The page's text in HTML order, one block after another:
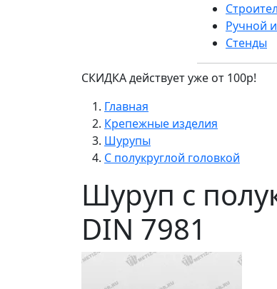
Ручной
Стенды
СКИДКА действует уже от 100р!
Главная
Крепежные изделия
Шурупы
С полукруглой головкой
Шуруп с
DIN 7981